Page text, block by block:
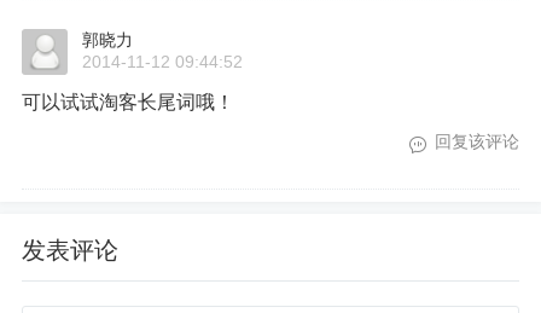
郭晓力
2014-11-12 09:44:52
可以试试淘客长尾词哦！
回复该评论
发表评论